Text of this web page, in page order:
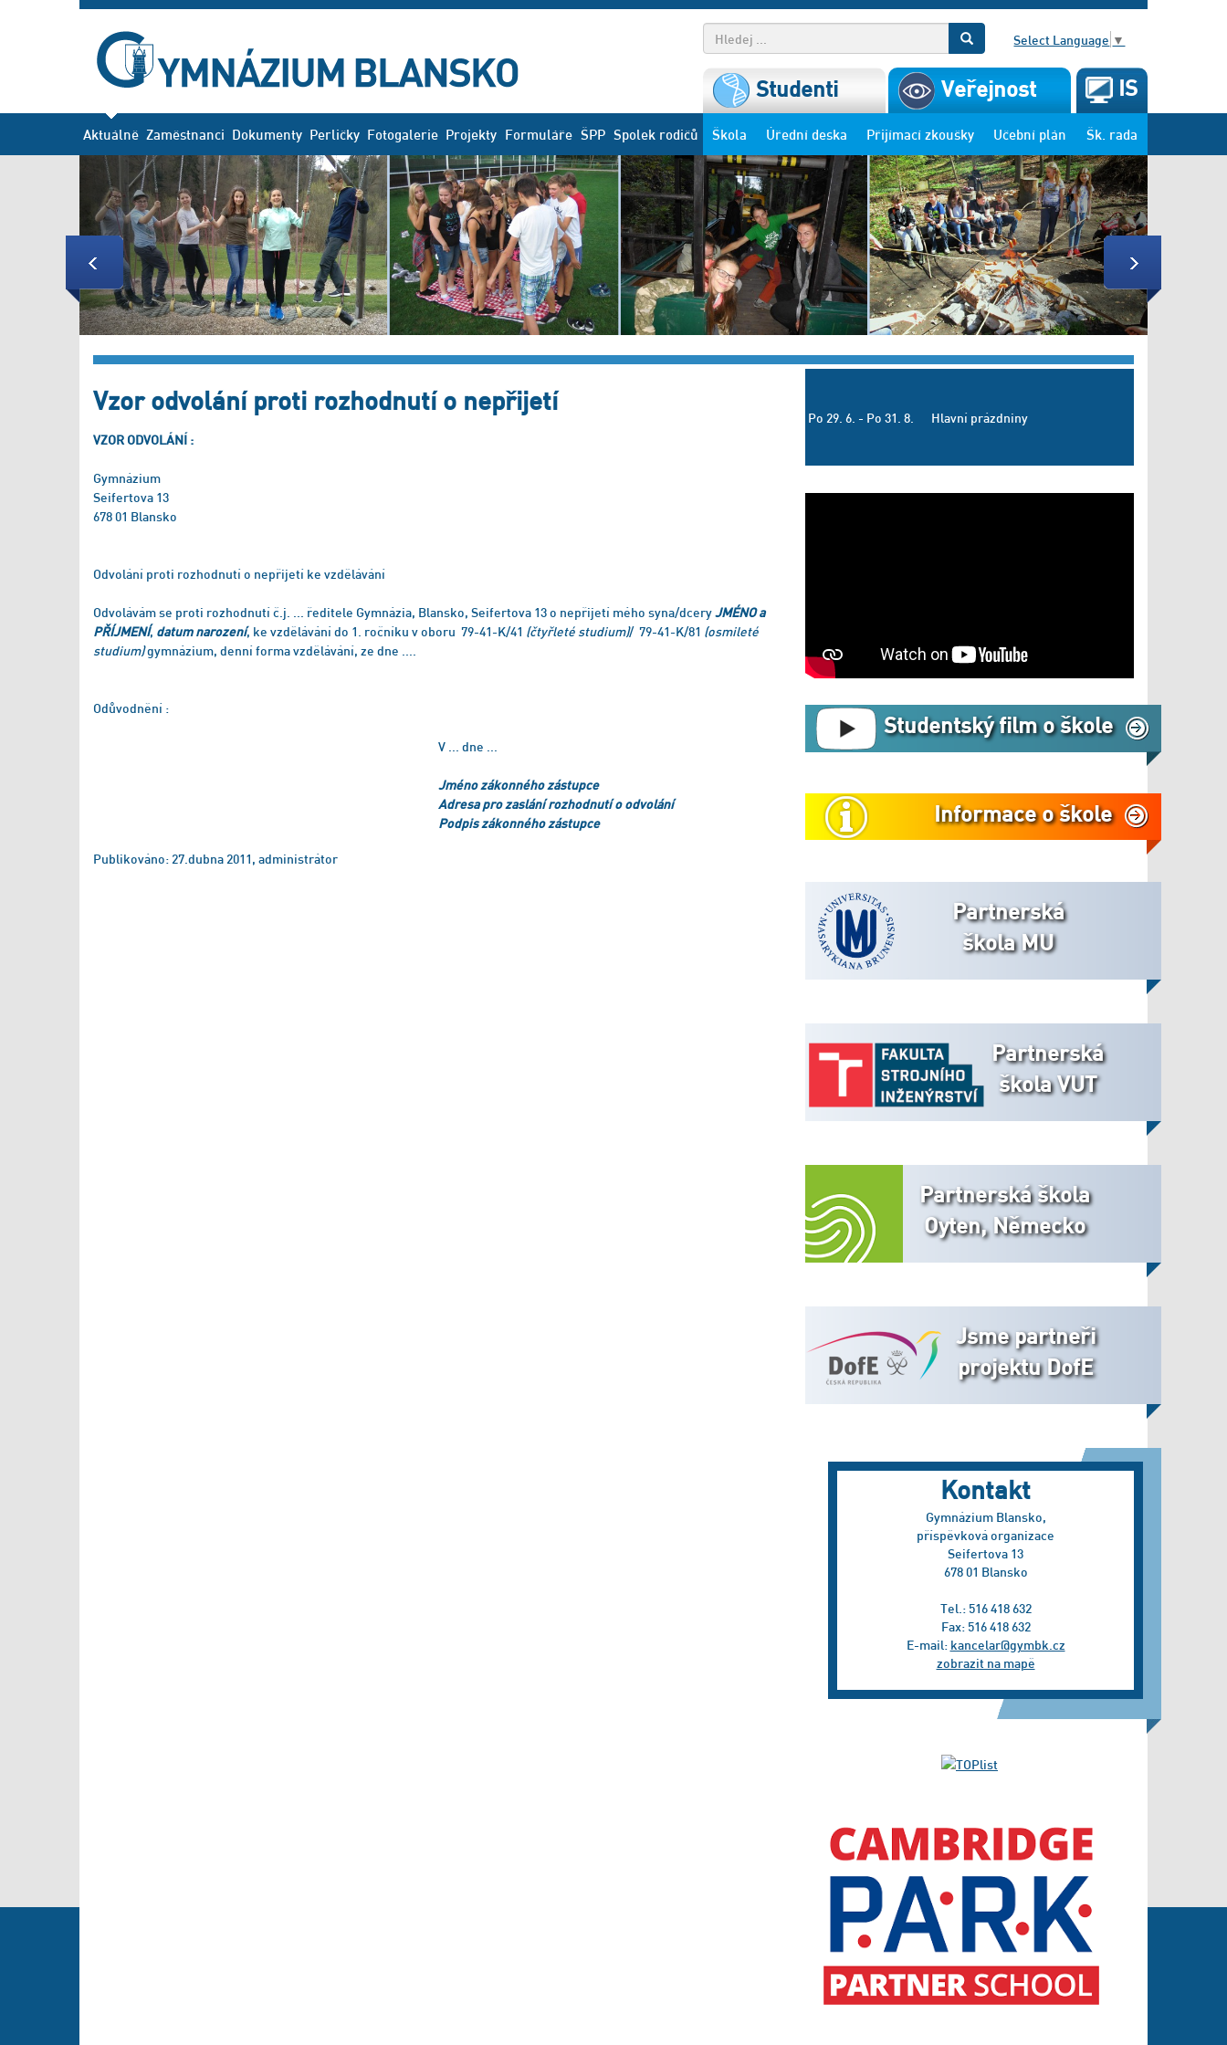
Select Language ▼
Studenti Veřejnost IS
Škola Úřední deska Přijímací zkoušky Učební plán Šk. rada
Aktuálně Zaměstnanci Dokumenty Perličky Fotogalerie Projekty Formuláře ŠPP Spolek rodičů
Previous Next
Vzor odvolání proti rozhodnutí o nepřijetí
VZOR ODVOLÁNÍ :
Gymnázium
Seifertova 13
678 01 Blansko
Odvolání proti rozhodnutí o nepřijetí ke vzdělávání
Odvolávám se proti rozhodnutí č.j. ... ředitele Gymnázia, Blansko, Seifertova 13 o nepřijetí mého syna/dceryJMÉNO a
PŘÍJMENÍ, datum narození, ke vzdělávání do 1. ročníku v oboru 79-41-K/41 (čtyřleté studium)/ 79-41-K/81 (osmileté
studium)gymnázium, denní forma vzdělávání, ze dne ....
Odůvodnění :
V ... dne ...
Jméno zákonného zástupce
Adresa pro zaslání rozhodnutí o odvolání
Podpis zákonného zástupce
Publikováno: 27.dubna 2011, administrátor
Po 29. 6. - Po 31. 8. Hlavní prázdniny
Studentský film o škole
Informace o škole
Partnerská
škola MU
Partnerská
škola VUT
Partnerská škola
Oyten, Německo
Jsme partneři
projektu DofE
Kontakt
Gymnázium Blansko,
příspěvková organizace
Seifertova 13
678 01 Blansko
Tel.: 516 418 632
Fax: 516 418 632
E-mail: kancelar@gymbk.cz
zobrazit na mapě